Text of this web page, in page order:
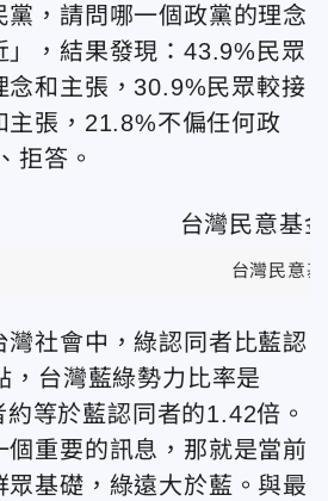
黨，請問哪一個政黨的理念
」，結果發現：43.9%民眾
念和主張，30.9%民眾較接
主張，21.8%不偏任何政
拒答。
台灣民意
灣社會中，綠認同者比藍認
，台灣藍綠勢力比率是
等於藍認同者的1.42倍。
個重要的訊息，那就是當前
眾基礎，綠遠大於藍。與最